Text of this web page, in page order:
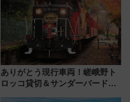
ありがとう現行車両！嵯峨野ト
ロッコ貸切＆サンダーバードレ